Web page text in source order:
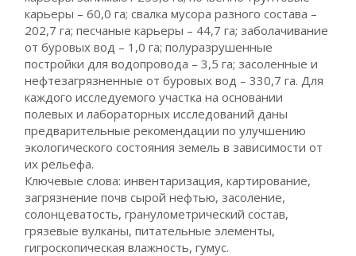
карьеры – 60,0 га; свалка мусора разного состава –
202,7 га; песчаные карьеры – 44,7 га; заболачивание
от буровых вод – 1,0 га; полуразрушенные
постройки для водопровода – 3,5 га; засоленные и
нефтезагрязненные от буровых вод – 330,7 га. Для
каждого исследуемого участка на основании
полевых и лабораторных исследований даны
предварительные рекомендации по улучшению
экологического состояния земель в зависимости от
их рельефа.
Ключевые слова: инвентаризация, картирование,
загрязнение почв сырой нефтью, засоление,
солонцеватость, гранулометрический состав,
грязевые вулканы, питательные элементы,
гигроскопическая влажность, гумус.